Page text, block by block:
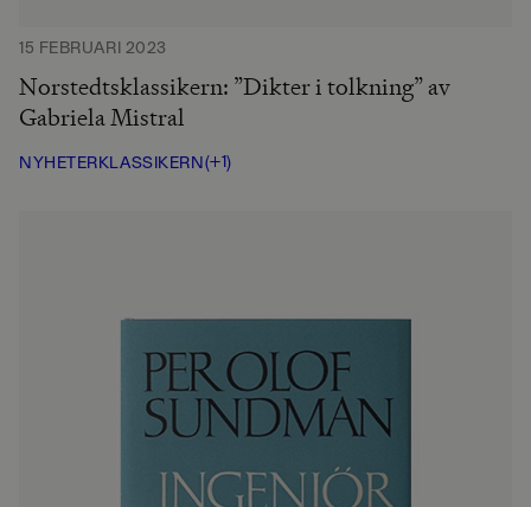
15 FEBRUARI 2023
Norstedtsklassikern: ”Dikter i tolkning” av
Gabriela Mistral
NYHETERKLASSIKERN(+1)